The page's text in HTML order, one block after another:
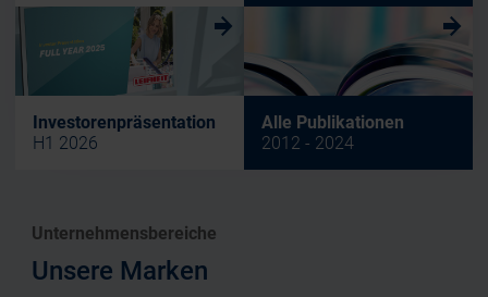
Investorenpräsentation
H1 2026
w
Alle Publikationen
2012 - 2024
w
Unternehmensbereiche
Unsere Marken